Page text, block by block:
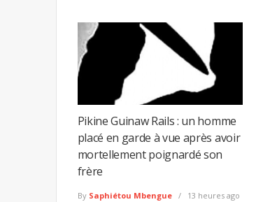
Pikine Guinaw Rails : un homme
placé en garde à vue après avoir
mortellement poignardé son
frère
By Saphiétou Mbengue 13 heures ago